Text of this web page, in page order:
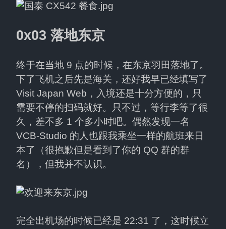
0x03 落地东京
终于在当地 9 点的时候，在东京羽田落地了。
下了飞机之后先是海关，还好我早已经填写了
Visit Japan Web，入境还是十分方便的，只
需要不停的扫码就好。只不过，等行李等了很
久，差不多 1 个多小时吧。偶然发现一名
VCB-Studio 的人也跟我乘坐一样的航班来日
本了（很抱歉但是看到了你的 QQ 群的群
名），但我并不认识。
完全出机场的时候已经是 22:31 了，这时候立